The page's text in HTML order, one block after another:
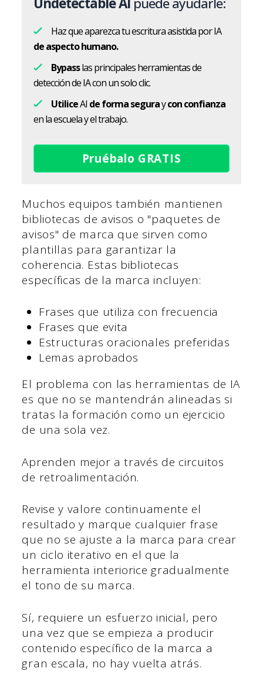
Haz que aparezca tu escritura asistida por IA
de aspecto humano.
Bypasslas principales herramientas de
detección de IA con un solo clic.
UtiliceAI de forma seguraycon confianza
en la escuela y el trabajo.
Pruébalo GRATIS
Muchos equipos también mantienen
bibliotecas de avisos o "paquetes de
avisos" de marca que sirven como
plantillas para garantizar la
coherencia. Estas bibliotecas
específicas de la marca incluyen:
Frases que utiliza con frecuencia
Frases que evita
Estructuras oracionales preferidas
Lemas aprobados
El problema con las herramientas de IA
es que no se mantendrán alineadas si
tratas la formación como un ejercicio
de una sola vez.
Aprenden mejor a través de circuitos
de retroalimentación.
Revise y valore continuamente el
resultado y marque cualquier frase
que no se ajuste a la marca para crear
un ciclo iterativo en el que la
herramienta interiorice gradualmente
el tono de su marca.
Sí, requiere un esfuerzo inicial, pero
una vez que se empieza a producir
contenido específico de la marca a
gran escala, no hay vuelta atrás.